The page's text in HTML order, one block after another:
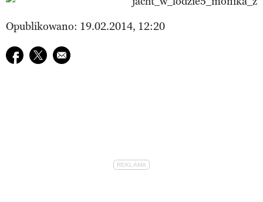
Opublikowano: 19.02.2014, 12:20
Udostępnij na facebook
Udostępnij na twitter
E-mail do przyjaciela